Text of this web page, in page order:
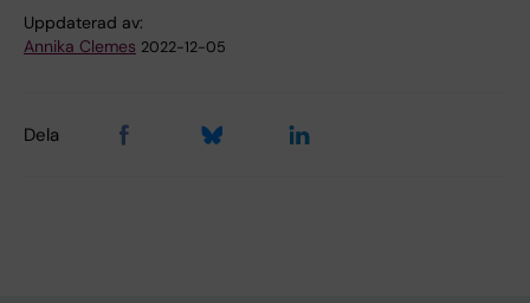
Uppdaterad av:
Annika Clemes 2022-12-05
Dela